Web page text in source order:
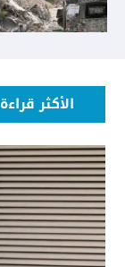
الأكثر قراءة